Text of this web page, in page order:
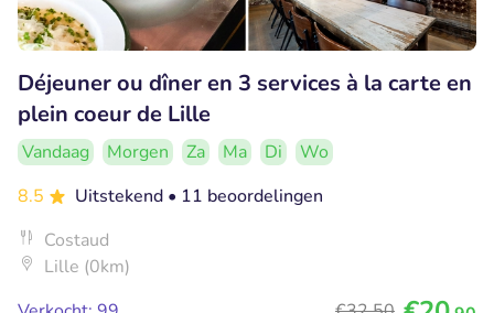
Déjeuner ou dîner en 3 services à la carte en
plein coeur de Lille
Vandaag Morgen Za Ma Di
Wo
8.5
Uitstekend • 11 beoordelingen
Costaud
Lille (0km)